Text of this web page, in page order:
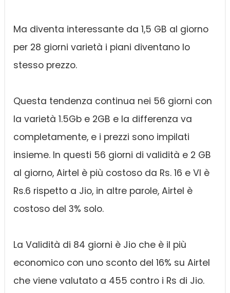
Ma diventa interessante da 1,5 GB al giorno
per 28 giorni varietà i piani diventano lo
stesso prezzo.
Questa tendenza continua nei 56 giorni con
la varietà 1.5Gb e 2GB e la differenza va
completamente, e i prezzi sono impilati
insieme. In questi 56 giorni di validità e 2 GB
al giorno, Airtel è più costoso da Rs. 16 e VI è
Rs.6 rispetto a Jio, in altre parole, Airtel è
costoso del 3% solo.
La Validità di 84 giorni è Jio che è il più
economico con uno sconto del 16% su Airtel
che viene valutato a 455 contro i Rs di Jio.